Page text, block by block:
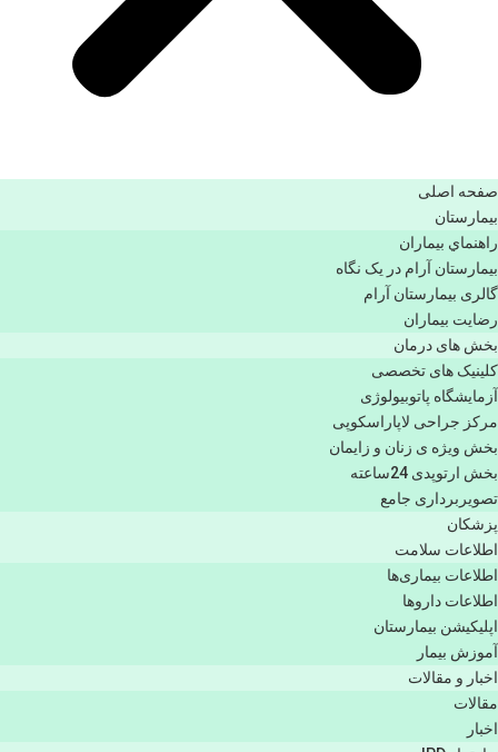
صفحه اصلی
بيمارستان
راهنماي بیماران
بیمارستان آرام در یک نگاه
گالری بیمارستان آرام
رضایت بیماران
بخش های درمان
کلینیک های تخصصی
آزمایشگاه پاتوبیولوژی
مرکز جراحی لاپاراسکوپی
بخش ویژه ی زنان و زایمان
بخش ارتوپدی 24ساعته
تصویربرداری جامع
پزشكان
اطلاعات سلامت
اطلاعات بیماری‌ها
اطلاعات دارو‌ها
اپليكيشن بيمارستان
آموزش بیمار
اخبار و مقالات
مقالات
اخبار